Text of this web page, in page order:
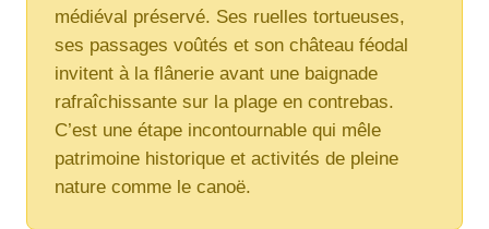
médiéval préservé. Ses ruelles tortueuses,
ses passages voûtés et son château féodal
invitent à la flânerie avant une baignade
rafraîchissante sur la plage en contrebas.
C’est une étape incontournable qui mêle
patrimoine historique et activités de pleine
nature comme le canoë.